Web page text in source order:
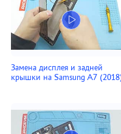
Замена дисплея и задней
крышки на Samsung A7